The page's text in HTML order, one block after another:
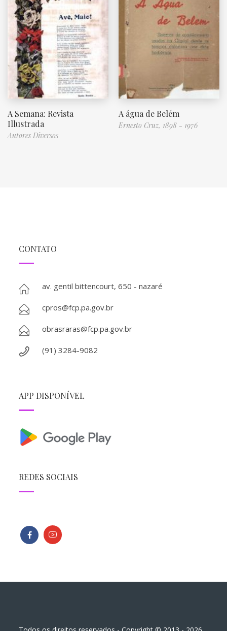
A Semana: Revista
Illustrada
Autores Diversos
A água de Belém
Ernesto Cruz, 1898 - 1976
CONTATO
av. gentil bittencourt, 650 - nazaré
cpros@fcp.pa.gov.br
obrasraras@fcp.pa.gov.br
(91) 3284-9082
APP DISPONÍVEL
REDES SOCIAIS